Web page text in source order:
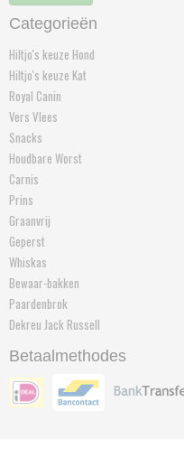
Categorieën
Hiltjo's keuze Hond
Hiltjo's keuze Kat
Royal Canin
Vers Vlees
Snacks
Houdbare Worst
Carnis
Prins
Graanvrij
Geperst
Whiskas
Bewaar-bakken
Paardenbrok
Dekreu Jack Russell
Betaalmethodes